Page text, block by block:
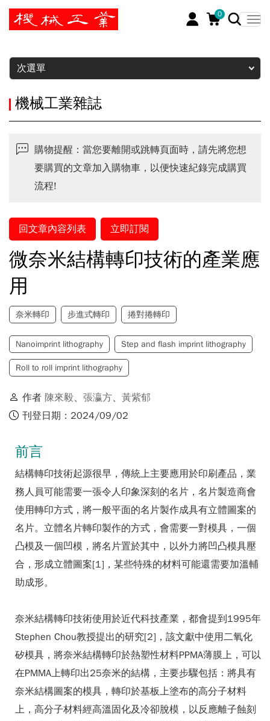
0
暫停
次選單
機械工業雜誌
購物提醒：當您要離開或跳轉頁面時，請先將您想
要購買的文章加入購物車，以便快速紀錄完成購買
流程!
回文章內容列表 立即訂閱
微奈米結構轉印技術的產業應
用
奈米轉印 步進式轉印 捲對捲轉印
Nanoimprint lithography Step and flash imprint lithography
Roll to roll imprint lithography
作者 陳來毅、 張瀛方、 黃紫郁
刊登日期：2024/09/02
前言
結構轉印技術起源很早，傳統上主要應用於印刷產品，業
務人員可能需要一張令人印象深刻的名片，名片製造商會
使用轉印方式，將一般平面的名片製作成具有立體圖案的
名片。立體名片轉印製作的方式，會需要一對模具，一個
凸模及一個凹模，將名片置於其中，以外力將凹凸模具壓
合，形成立體圖案[1]，某些特殊的材料可能還需要加溫輔
助成形。
奈米結構轉印技術使用於近代科技產業，都會提到1995年
Stephen Chou教授提出的研究[2]，該文獻中使用二氧化
矽模具，將奈米結構轉印於熱塑性材料PPMA薄膜上，可以
在PMMA上轉印出25奈米的結構，主要步驟包括：將具有
奈米結構圖案的模具，轉印於基板上塗布的高分子材料
上，高分子材料經高溫固化及冷卻脫模，以反應離子蝕刻